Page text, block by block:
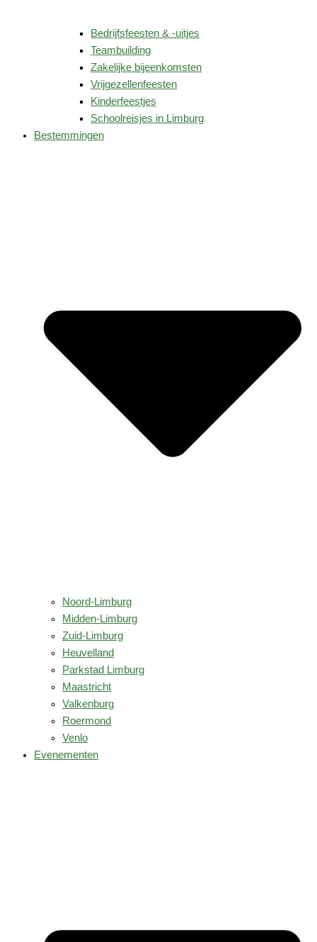
Bedrijfsfeesten & -uitjes
Teambuilding
Zakelijke bijeenkomsten
Vrijgezellenfeesten
Kinderfeestjes
Schoolreisjes in Limburg
Bestemmingen
Noord-Limburg
Midden-Limburg
Zuid-Limburg
Heuvelland
Parkstad Limburg
Maastricht
Valkenburg
Roermond
Venlo
Evenementen